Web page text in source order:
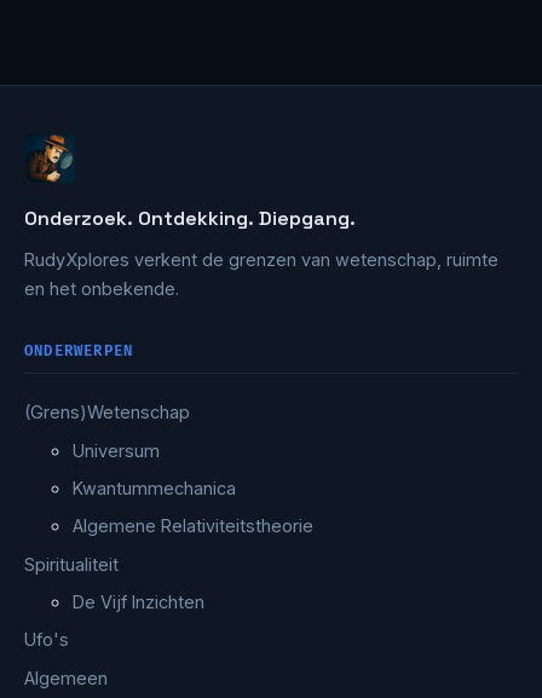
Onderzoek. Ontdekking. Diepgang.
RudyXplores verkent de grenzen van wetenschap, ruimte
en het onbekende.
ONDERWERPEN
(Grens)Wetenschap
Universum
Kwantummechanica
Algemene Relativiteitstheorie
Spiritualiteit
De Vijf Inzichten
Ufo's
Algemeen